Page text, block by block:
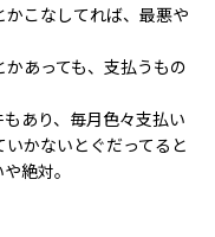
こなしてれば、最悪や
あっても、支払うもの
あり、毎月色々支払い
かないとぐだってると
絶対。